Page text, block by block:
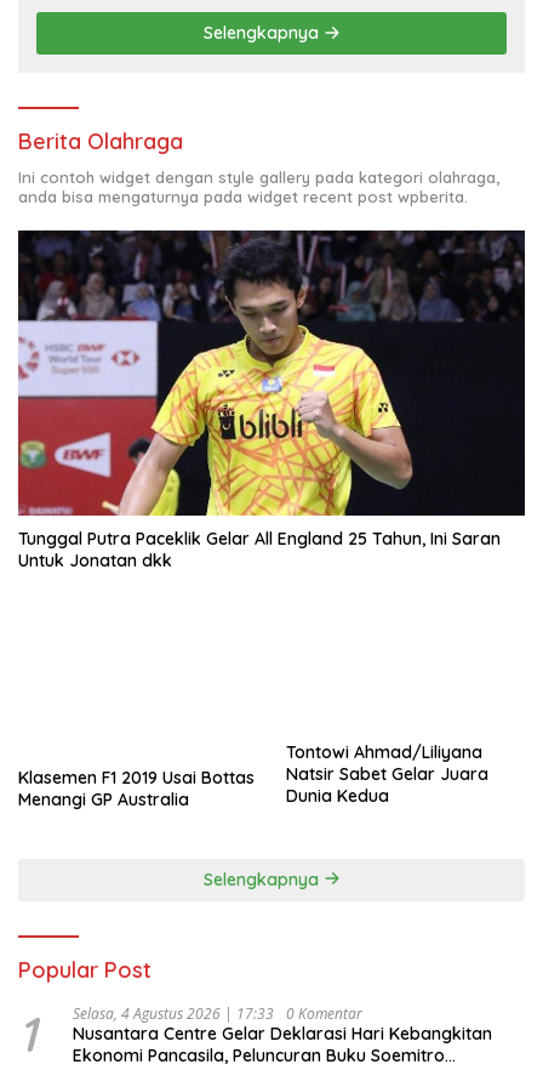
Selengkapnya
Berita Olahraga
Ini contoh widget dengan style gallery pada kategori olahraga,
anda bisa mengaturnya pada widget recent post wpberita.
Tunggal Putra Paceklik Gelar All England 25 Tahun, Ini Saran
Untuk Jonatan dkk
Klasemen F1 2019 Usai Bottas
Menangi GP Australia
Tontowi Ahmad/Liliyana
Natsir Sabet Gelar Juara
Dunia Kedua
Selengkapnya
Popular Post
1 Selasa, 4 Agustus 2026 | 17:33 0 Komentar
Nusantara Centre Gelar Deklarasi Hari Kebangkitan
Ekonomi Pancasila, Peluncuran Buku Soemitro